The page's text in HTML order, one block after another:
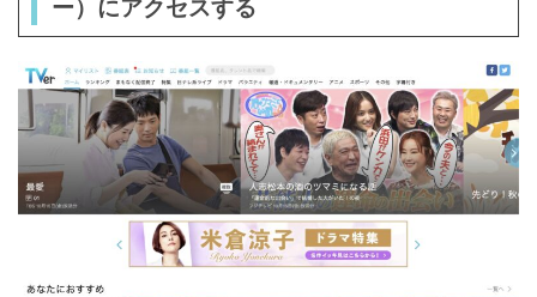
ー）にアクセスする